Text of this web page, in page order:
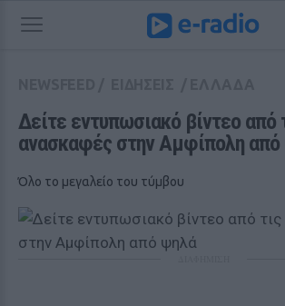
Δείτε εντυπωσιακό βίντεο από
ανασκαφές στην Αμφίπολη
Όλο το μεγαλείο του τύμβου